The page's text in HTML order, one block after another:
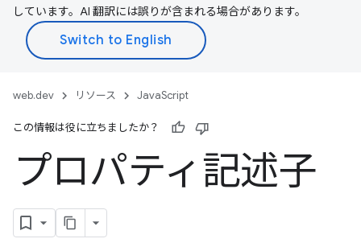
しています。AI 翻訳には誤りが含まれる場合があります。
web.dev リソース JavaScript
この情報は役に立ちましたか？
プロパティ記述子